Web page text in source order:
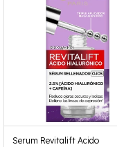
Serum Revitalift Acido